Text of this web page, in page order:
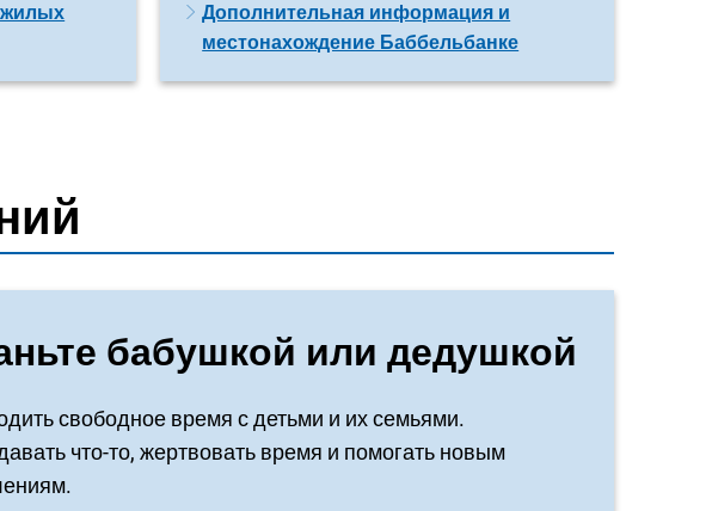
Дополнительная информация и
местонахождение Баббельбанке
бабушкой или дедушкой
свободное время с детьми и их семьями.
что-то, жертвовать время и помогать новым